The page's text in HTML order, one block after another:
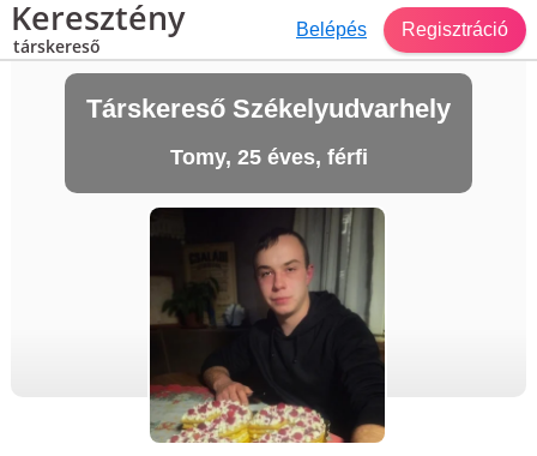
Keresztény
társkereső
Belépés Regisztráció
Társkereső Székelyudvarhely
Tomy, 25 éves, férfi